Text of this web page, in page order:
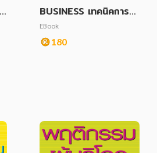
BUSINESS เทคนิคการบ
ริหารธุรกิจ
EBook
180